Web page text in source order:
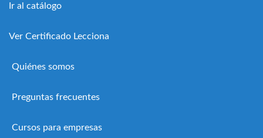
Ir al catálogo
Ver Certificado Lecciona
Quiénes somos
Preguntas frecuentes
Cursos para empresas